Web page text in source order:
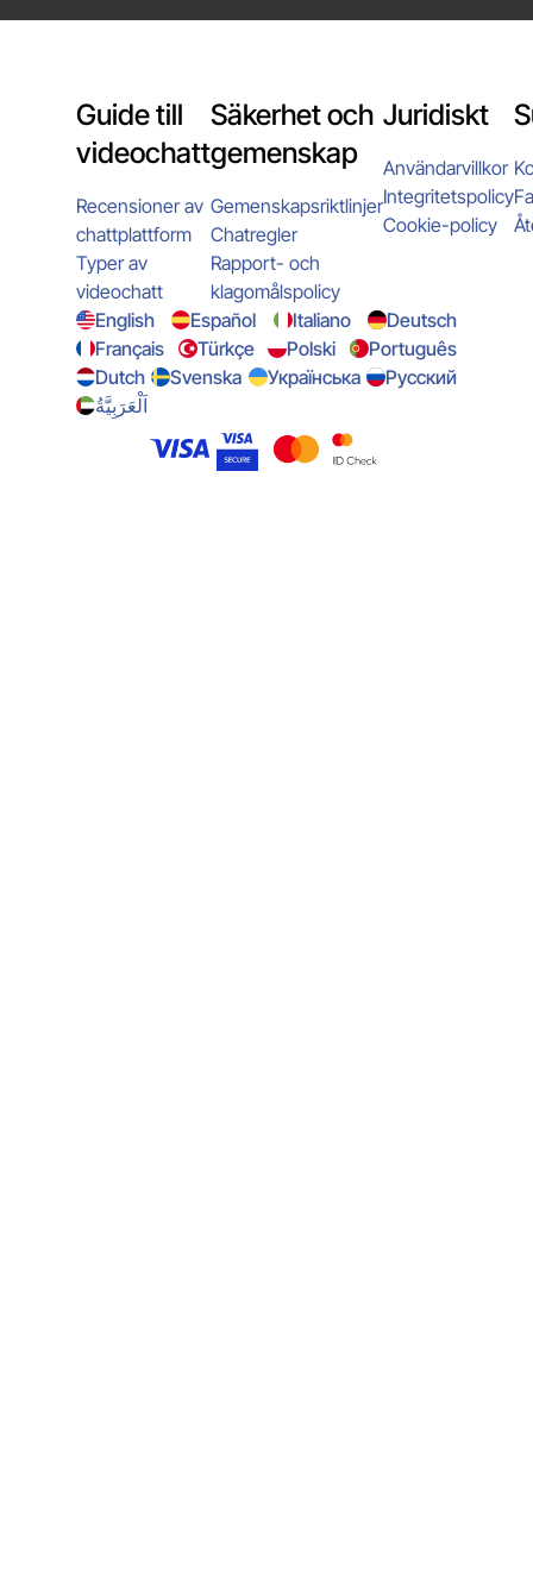
Guide till
videochatt
Recensioner av
chattplattform
Typer av
videochatt
Säkerhet och
gemenskap
Gemenskapsriktlinjer
Chatregler
Rapport- och
klagomålspolicy
Juridiskt
Användarvillkor
Integritetspolicy
Cookie-policy
English Español Italiano
Deutsch
Français
Türkçe Polski
Português
Dutch
Svenska Українська
Русский
اَلْعَرَبِيَّةُ